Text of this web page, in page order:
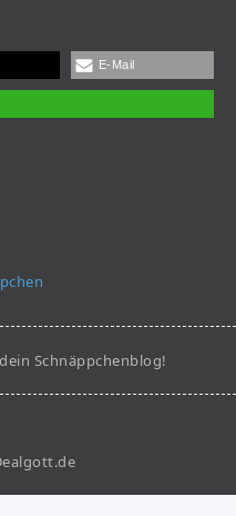
E-Mail
Schnäppchenblog!